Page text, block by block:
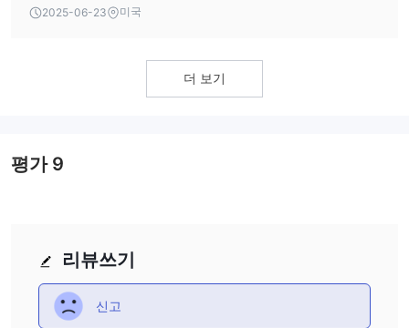
2025-06-23 미국
더 보기
리뷰쓰기
신고
평가9